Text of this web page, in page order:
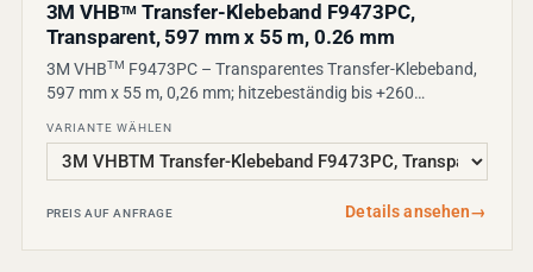
3M VHBTM Transfer-Klebeband F9473PC,
Transparent, 597 mm x 55 m, 0.26 mm
3M VHBTM F9473PC – Transparentes Transfer-Klebeband,
597 mm x 55 m, 0,26 mm; hitzebeständig bis +260…
VARIANTE WÄHLEN
PREIS AUF ANFRAGE Details ansehen→